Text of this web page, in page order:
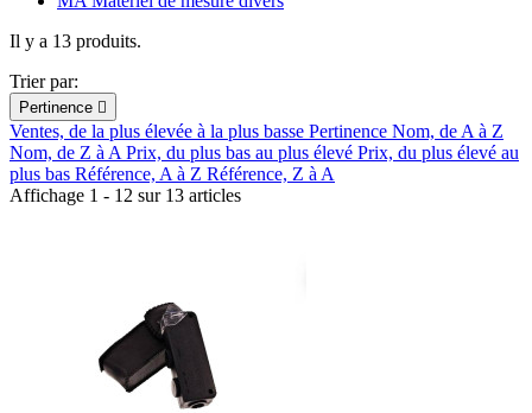
Il y a 13 produits.
Trier par:
Pertinence 
Ventes, de la plus élevée à la plus basse Pertinence Nom, de A à Z
Nom, de Z à A Prix, du plus bas au plus élevé Prix, du plus élevé au
plus bas Référence, A à Z Référence, Z à A
Affichage 1 - 12 sur 13 articles